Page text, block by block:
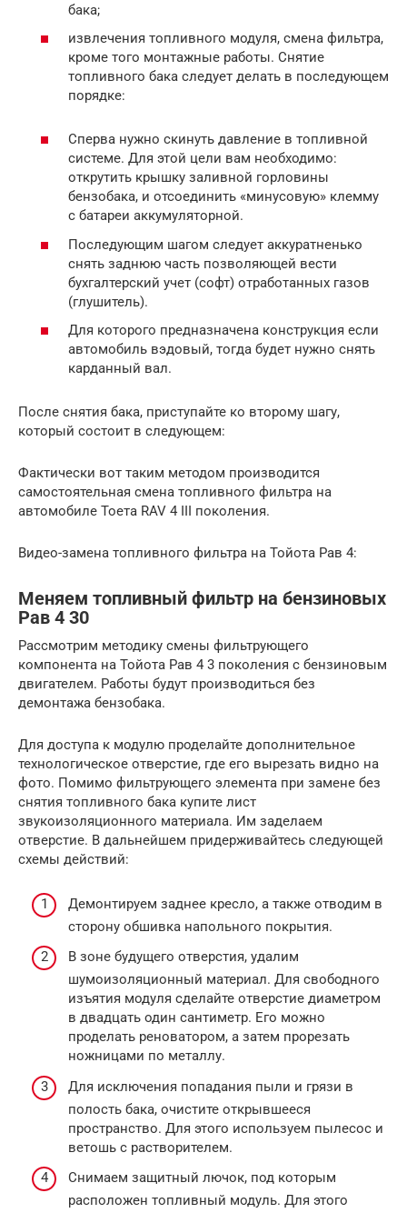
бака;
извлечения топливного модуля, смена фильтра,
кроме того монтажные работы. Снятие
топливного бака следует делать в последующем
порядке:
Сперва нужно скинуть давление в топливной
системе. Для этой цели вам необходимо:
открутить крышку заливной горловины
бензобака, и отсоединить «минусовую» клемму
с батареи аккумуляторной.
Последующим шагом следует аккуратненько
снять заднюю часть позволяющей вести
бухгалтерский учет (софт) отработанных газов
(глушитель).
Для которого предназначена конструкция если
автомобиль вэдовый, тогда будет нужно снять
карданный вал.
После снятия бака, приступайте ко второму шагу,
который состоит в следующем:
Фактически вот таким методом производится
самостоятельная смена топливного фильтра на
автомобиле Тоета RAV 4 III поколения.
Видео-замена топливного фильтра на Тойота Рав 4:
Меняем топливный фильтр на бензиновых
Рав 4 30
Рассмотрим методику смены фильтрующего
компонента на Тойота Рав 4 3 поколения с бензиновым
двигателем. Работы будут производиться без
демонтажа бензобака.
Для доступа к модулю проделайте дополнительное
технологическое отверстие, где его вырезать видно на
фото. Помимо фильтрующего элемента при замене без
снятия топливного бака купите лист
звукоизоляционного материала. Им заделаем
отверстие. В дальнейшем придерживайтесь следующей
схемы действий:
Демонтируем заднее кресло, а также отводим в
сторону обшивка напольного покрытия.
В зоне будущего отверстия, удалим
шумоизоляционный материал. Для свободного
изъятия модуля сделайте отверстие диаметром
в двадцать один сантиметр. Его можно
проделать реноватором, а затем прорезать
ножницами по металлу.
Для исключения попадания пыли и грязи в
полость бака, очистите открывшееся
пространство. Для этого используем пылесос и
ветошь с растворителем.
Снимаем защитный лючок, под которым
расположен топливный модуль. Для этого